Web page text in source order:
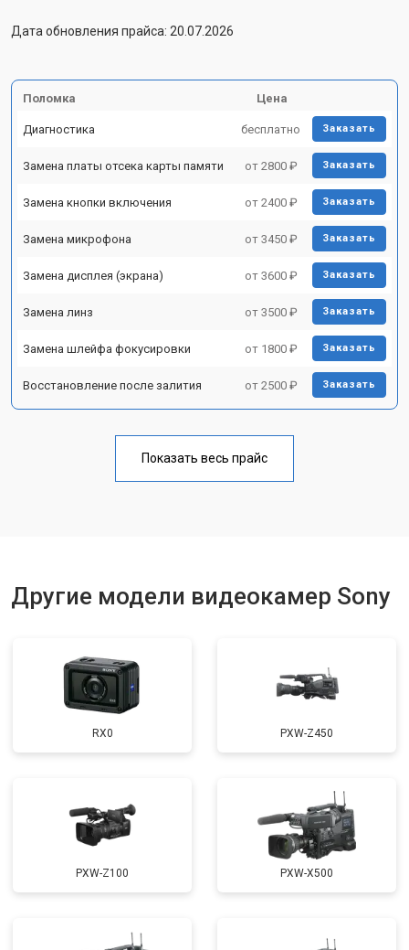
Дата обновления прайса: 20.07.2026
Поломка Цена
Диагностика бесплатно Заказать
Замена платы отсека карты памяти от 2800 ₽ Заказать
Замена кнопки включения от 2400 ₽ Заказать
Замена микрофона от 3450 ₽ Заказать
Замена дисплея (экрана) от 3600 ₽ Заказать
Замена линз от 3500 ₽ Заказать
Замена шлейфа фокусировки от 1800 ₽ Заказать
Восстановление после залития от 2500 ₽ Заказать
Показать весь прайс
Другие модели видеокамер Sony
RX0 PXW-Z450
PXW-Z100 PXW-X500